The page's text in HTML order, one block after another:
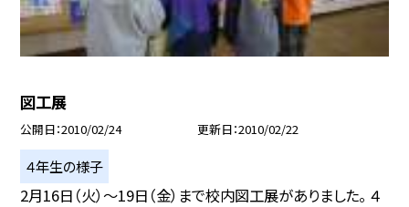
図工展
公開日 2010/02/24 更新日 2010/02/22
４年生の様子
2月16日（火）〜19日（金）まで校内図工展がありました。 ４